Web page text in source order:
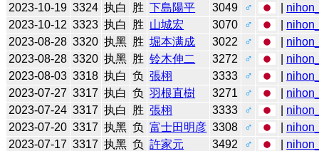
2023-10-19 3324 执白 胜 下島陽平 3049 ♂
2023-10-12 3323 执白 胜 山城宏 3070 ♂
2023-08-28 3320 执黑 胜 堀本满成 3022 ♂
2023-08-28 3320 执黑 胜 铃木伸二 3272 ♂
2023-08-03 3318 执白 负 張栩 3333 ♂
2023-07-27 3317 执白 负 羽根直樹 3271 ♂
2023-07-24 3317 执白 胜 張栩 3333 ♂
2023-07-20 3317 执黑 负 富士田明彦 3308 ♂
2023-07-17 3317 执黑 负 許家元 3492 ♂